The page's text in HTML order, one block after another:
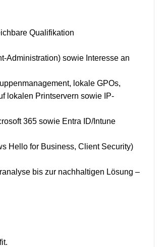
Qualifikation
Administration) sowie Interesse an
lokale GPOs,
lokalen Printservern sowie IP-
365 sowie Entra ID/Intune
Hello for Business, Client Security)
bis zur nachhaltigen Lösung –